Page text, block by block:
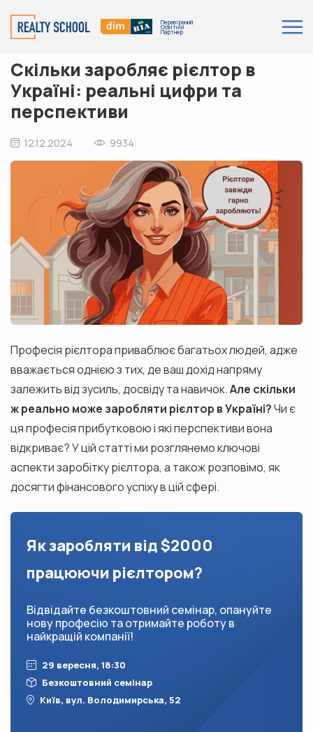
Перевірений
Освітній
Партнер
Скільки заробляє рієлтор в
Україні: реальні цифри та
перспективи
12.12.2024 9934
Професія рієлтора приваблює багатьох людей, адже
вважається однією з тих, де ваш дохід напряму
залежить від зусиль, досвіду та навичок.Але скільки
ж реально може заробляти рієлтор в Україні?Чи є
ця професія прибутковою і які перспективи вона
відкриває? У цій статті ми розглянемо ключові
аспекти заробітку рієлтора, а також розповімо, як
досягти фінансового успіху в цій сфері.
Як заробляти від $2000
працюючи рієлтором?
Відвідайте безкоштовний семінар, опануйте
нову професію та отримайте роботу в
найкращій компанії!
29 вересня, 18:30
Безкоштовний семінар
Київ, вул. Володимирська, 52